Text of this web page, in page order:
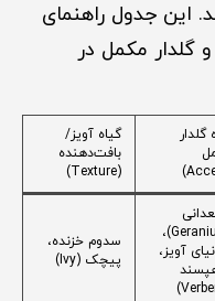
این جدول راهنمای
گلدار مکمل در
گلدار
گیاه آویز/
بافت‌دهنده
(Texture)
(Geranium)،
آویز،
سدوم خزنده،
پیچک (Ivy)